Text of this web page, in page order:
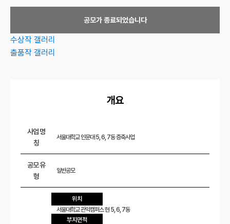
공모가 종료되었습니다
수상작 갤러리
출품작 갤러리
개요
사업 명
칭
서울대학교 인문대 5, 6, 7동 증축사업
공모 유
형
일반공모
위치
서울대학교 관악캠퍼스 현 5, 6, 7동
부지면적